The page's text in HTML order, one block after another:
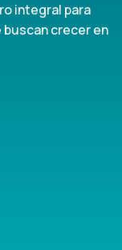
integral para
crecer en